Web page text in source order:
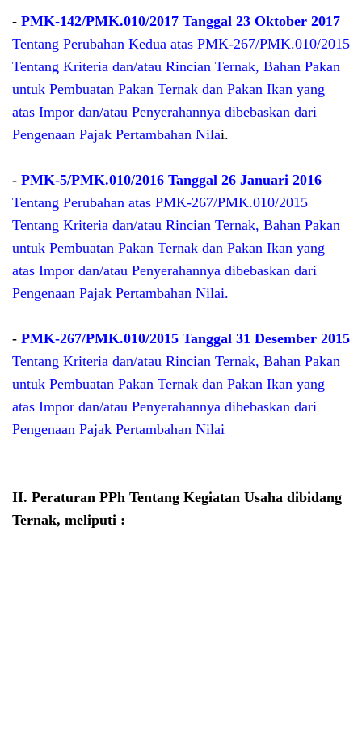
- PMK-142/PMK.010/2017 Tanggal 23 Oktober 2017
Tentang Perubahan Kedua atas PMK-267/PMK.010/2015
Tentang Kriteria dan/atau Rincian Ternak, Bahan Pakan
untuk Pembuatan Pakan Ternak dan Pakan Ikan yang
atas Impor dan/atau Penyerahannya dibebaskan dari
Pengenaan Pajak Pertambahan Nilai.
- PMK-5/PMK.010/2016 Tanggal 26 Januari 2016
Tentang Perubahan atas PMK-267/PMK.010/2015
Tentang Kriteria dan/atau Rincian Ternak, Bahan Pakan
untuk Pembuatan Pakan Ternak dan Pakan Ikan yang
atas Impor dan/atau Penyerahannya dibebaskan dari
Pengenaan Pajak Pertambahan Nilai.
- PMK-267/PMK.010/2015 Tanggal 31 Desember 2015
Tentang Kriteria dan/atau Rincian Ternak, Bahan Pakan
untuk Pembuatan Pakan Ternak dan Pakan Ikan yang
atas Impor dan/atau Penyerahannya dibebaskan dari
Pengenaan Pajak Pertambahan Nilai
II. Peraturan PPh Tentang Kegiatan Usaha dibidang
Ternak, meliputi :